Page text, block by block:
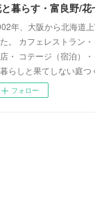
暮らす・富良野/花
年、大阪から北海道
。 カフェレストラン
・ コテージ（宿泊）
らしと果てしない庭つ
フォロー